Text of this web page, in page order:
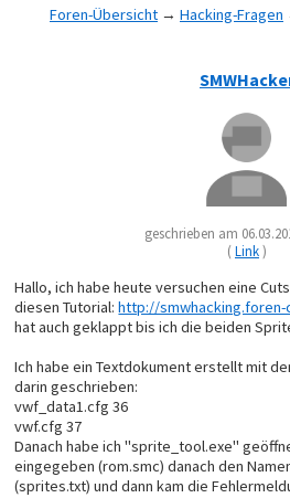
Foren-Übersicht → Hacking-Fragen
geschrieben am
(Link)
Hallo, ich habe heute versuchen eine
diesen Tutorial:http://
hat auch geklappt bis ich die beiden
Ich habe ein Textdokument erstellt mit
darin geschrieben:
vwf_data1.cfg 36
vwf.cfg 37
Danach habe ich "sprite_tool.exe"
eingegeben (rom.smc) danach den
(sprites.txt) und dann kam die